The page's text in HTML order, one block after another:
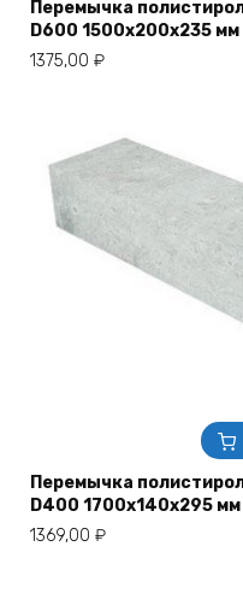
Перемычка
D600 1500х200х235 мм
1375,00 ₽
Перемычка
D400 1700х140х295 мм
1369,00 ₽